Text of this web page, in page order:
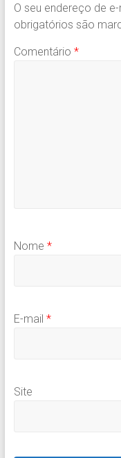
O seu endereço de
obrigatórios são
Comentário *
Nome *
E-mail *
Site